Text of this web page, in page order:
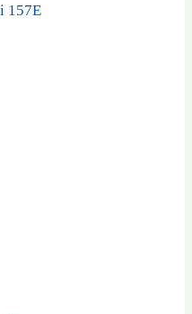
157E